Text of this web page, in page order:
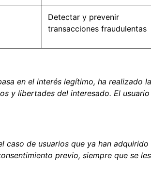
Detectar y prevenir
transacciones fraudulentas
en el interés legítimo, ha realizado
y libertades del interesado. El
caso de usuarios que ya han
previo, siempre que se